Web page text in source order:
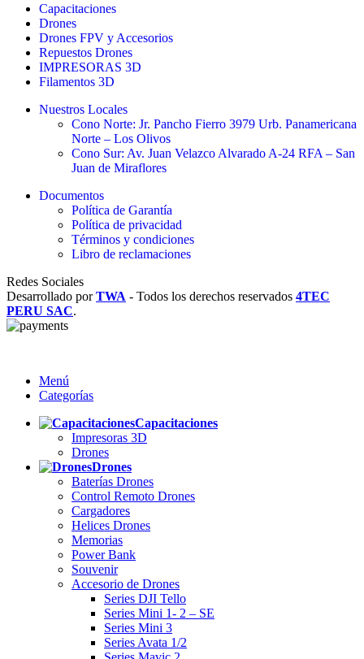
Capacitaciones
Drones
Drones FPV y Accesorios
Repuestos Drones
IMPRESORAS 3D
Filamentos 3D
Nuestros Locales
Cono Norte: Jr. Pancho Fierro 3979 Urb. Panamericana
Norte – Los Olivos
Cono Sur: Av. Juan Velazco Alvarado A-24 RFA – San
Juan de Miraflores
Documentos
Política de Garantía
Política de privacidad
Términos y condiciones
Libro de reclamaciones
Redes Sociales
Desarrollado porTWA - Todos los derechos reservados 4TEC
PERU SAC.
Menú
Categorías
Capacitaciones
Impresoras 3D
Drones
Drones
Baterías Drones
Control Remoto Drones
Cargadores
Helices Drones
Memorias
Power Bank
Souvenir
Accesorio de Drones
Series DJI Tello
Series Mini 1- 2 – SE
Series Mini 3
Series Avata 1/2